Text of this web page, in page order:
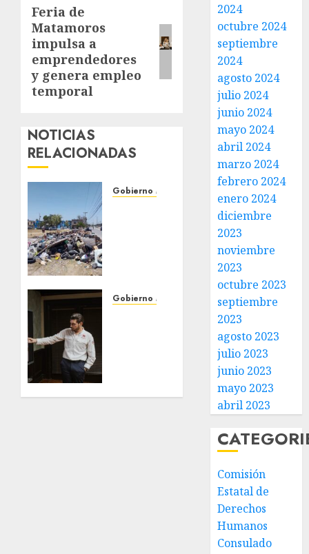
Siguiente
entrada:
Feria de
Matamoros
impulsa a
emprendedores
y genera empleo
temporal
NOTICIAS
RELACIONADAS
Gobierno Matamoros
limpieza
JULIO DE
Gobierno Matamoros
2024
octubre 2024
septiembre
2024
agosto 2024
julio 2024
junio 2024
mayo 2024
abril 2024
marzo 2024
febrero 2024
enero 2024
diciembre
2023
noviembre
2023
octubre 2023
septiembre
2023
agosto 2023
julio 2023
junio 2023
mayo 2023
abril 2023
Comisión
Estatal de
Derechos
Humanos
Consulado